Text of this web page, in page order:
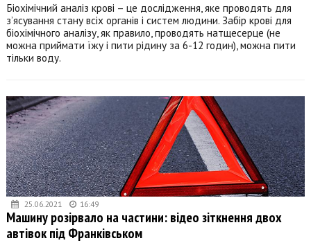
Біохімічний аналіз крові – це дослідження, яке проводять для
з’ясування стану всіх органів і систем людини. Забір крові для
біохімічного аналізу, як правило, проводять натщесерце (не
можна приймати їжу і пити рідину за 6-12 годин), можна пити
тільки воду.
25.06.2021 16:49
Машину розірвало на частини: відео зіткнення двох
автівок під Франківськом